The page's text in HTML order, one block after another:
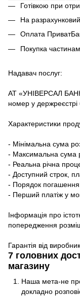
Готівкою при
На
Оплата
Покупка
Надавач послуг:
АТ «УНІВЕРСАЛ
номер у держреєстрі
Характеристики
- Мінімальна сума
- Максимальна сума
- Реальна річна
- Доступний строк,
- Порядок
- Перший платіж у
Інформація про
попередження
Гарантія від
7 головних
магазину
Наша мета-не
докладно